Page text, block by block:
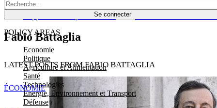
Se connecter
POLICY AREAS
Economie
Politique
Agriculture et Alimentation
Santé
Technologies
Energie, Environnement et Transport
Défense
Économie
Fabio Battaglia
LATEST POSTS FROM FABIO BATTAGLIA
ÉCONOMIE